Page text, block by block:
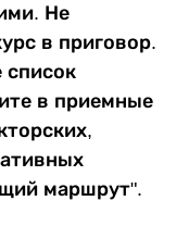
Не
в приговор.
список
в приемные
маршрут".